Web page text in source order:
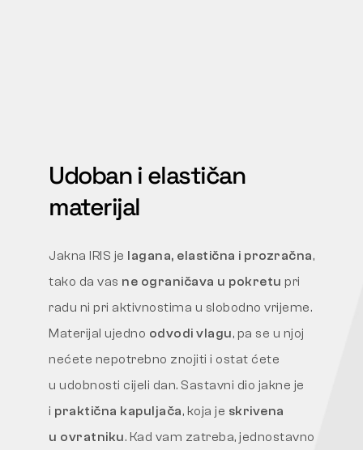
Udoban i elastičan
materijal
Jakna IRIS je lagana, elastična i prozračna,
tako da vas ne ograničava u pokretu pri
radu ni pri aktivnostima u slobodno vrijeme.
Materijal ujedno odvodi vlagu, pa se u njoj
nećete nepotrebno znojiti i ostat ćete
u udobnosti cijeli dan. Sastavni dio jakne je
i praktična kapuljača, koja je skrivena
u ovratniku. Kad vam zatreba, jednostavno